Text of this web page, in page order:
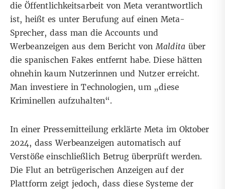
die Öffentlichkeitsarbeit von Meta verantwortlich
ist, heißt es unter Berufung auf einen Meta-
Sprecher, dass man die Accounts und
Werbeanzeigen aus dem Bericht vonMaldita über
die spanischen Fakes entfernt habe. Diese hätten
ohnehin kaum Nutzerinnen und Nutzer erreicht.
Man investiere in Technologien, um „diese
Kriminellen aufzuhalten“.
In einer Pressemitteilung erklärte Meta im Oktober
2024, dass Werbeanzeigen automatisch auf
Verstöße einschließlich Betrug überprüft werden.
Die Flut an betrügerischen Anzeigen auf der
Plattform zeigt jedoch, dass diese Systeme der